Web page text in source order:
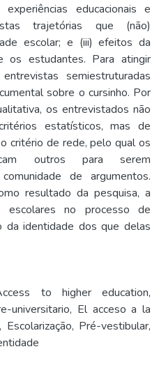
educacionais e
trajetórias que (não)
escolar; e (iii) efeitos da
os estudantes. Para atingir
semiestruturadas
sobre o cursinho. Por
os entrevistados não
estatísticos, mas de
critério de rede, pelo qual os
outros para serem
de argumentos.
resultado da pesquisa, a
escolares no processo de
da identidade dos que delas
to higher education,
universitario, El acceso a la
, Escolarização, Pré-vestibular,